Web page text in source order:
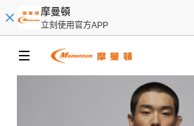
摩曼頓
立刻使用官方APP